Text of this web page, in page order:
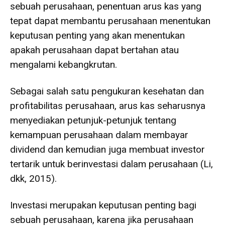
sebuah perusahaan, penentuan arus kas yang
tepat dapat membantu perusahaan menentukan
keputusan penting yang akan menentukan
apakah perusahaan dapat bertahan atau
mengalami kebangkrutan.
Sebagai salah satu pengukuran kesehatan dan
profitabilitas perusahaan, arus kas seharusnya
menyediakan petunjuk-petunjuk tentang
kemampuan perusahaan dalam membayar
dividend dan kemudian juga membuat investor
tertarik untuk berinvestasi dalam perusahaan (Li,
dkk, 2015).
Investasi merupakan keputusan penting bagi
sebuah perusahaan, karena jika perusahaan